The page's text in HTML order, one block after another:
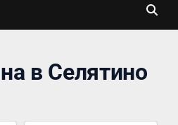
в Селятино